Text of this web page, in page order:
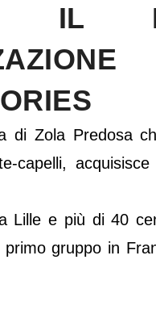
IL
di Zola Predosa
capelli,
Lille e più di 40
gruppo in